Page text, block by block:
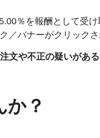
％を報酬として受
バナーがクリック
や不正の疑いがあ
？